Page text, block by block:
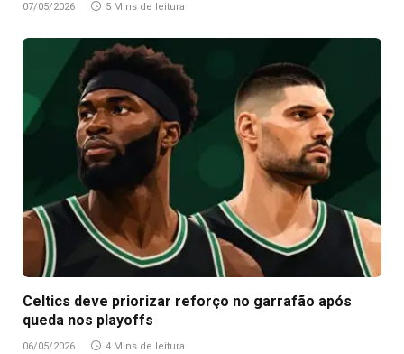
07/05/2026 5 Mins de leitura
Celtics deve priorizar reforço no garrafão após
queda nos playoffs
06/05/2026 4 Mins de leitura